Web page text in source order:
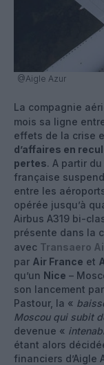
@Aigle Azur
La compagnie
mois sa ligne
effets de la crise
d’affaires en recul
pertes. A partir
française
entre les
opérée jusqu’à
Airbus A319 bi-
présente dans la
avec Transaero
par Air France et
qu’un Nice –
son lancement
Pastour, la «
Moscou qui subit
devenue «
étant alors
financiers d’Aigle